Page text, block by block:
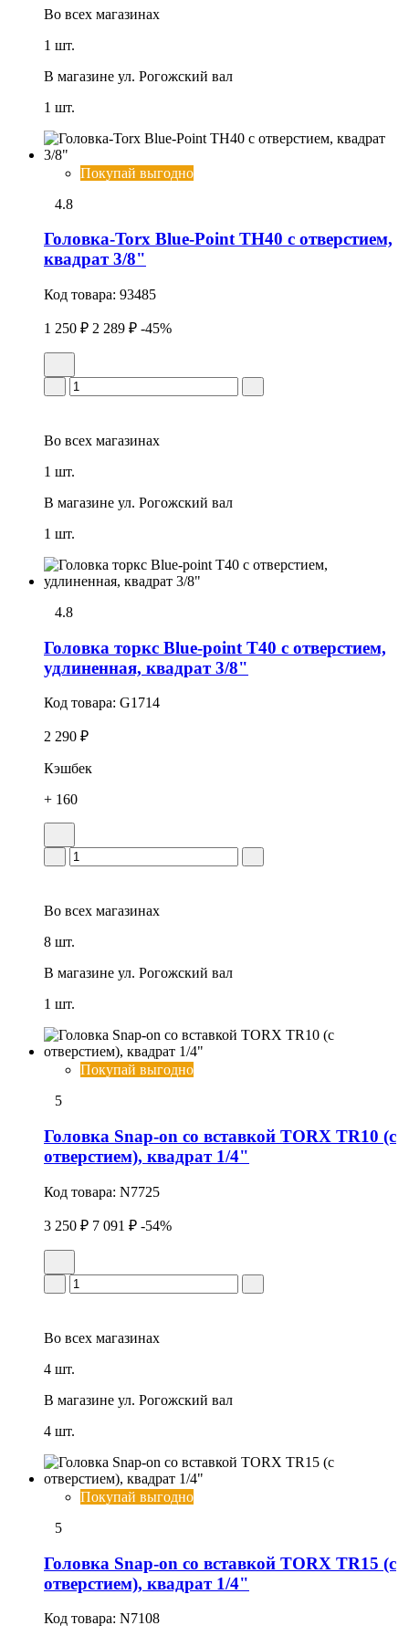
Во всех магазинах
1 шт.
В магазине ул. Рогожский вал
1 шт.
Покупай выгодно
4.8
Головка-Torx Blue-Point TH40 c отверстием,
квадрат 3/8"
Код товара: 93485
1 250 ₽ 2 289 ₽ -45%
Во всех магазинах
1 шт.
В магазине ул. Рогожский вал
1 шт.
4.8
Головка тоpкс Blue-point T40 с отверстием,
удлиненная, квадрат 3/8"
Код товара: G1714
2 290 ₽
Кэшбек
+ 160
Во всех магазинах
8 шт.
В магазине ул. Рогожский вал
1 шт.
Покупай выгодно
5
Головка Snap-on со вставкой TORX TR10 (с
отверстием), квадрат 1/4"
Код товара: N7725
3 250 ₽ 7 091 ₽ -54%
Во всех магазинах
4 шт.
В магазине ул. Рогожский вал
4 шт.
Покупай выгодно
5
Головка Snap-on со вставкой TORX TR15 (с
отверстием), квадрат 1/4"
Код товара: N7108